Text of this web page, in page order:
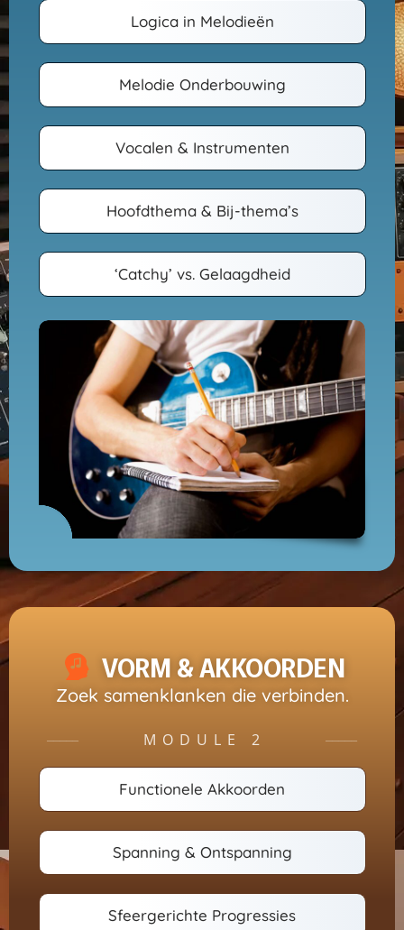
Logica in Melodieën
Melodie Onderbouwing
Vocalen & Instrumenten
Hoofdthema & Bij-thema’s
‘Catchy’ vs. Gelaagdheid
VORM & AKKOORDEN
Zoek samenklanken die verbinden.
───── MODULE 2 ─────
Functionele Akkoorden
Spanning & Ontspanning
Sfeergerichte Progressies